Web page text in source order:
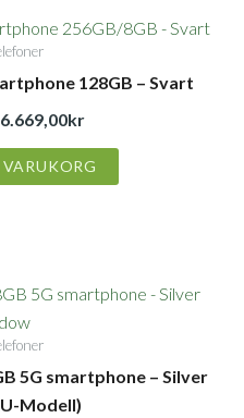
128GB – Svart
Det
ursprungliga
priset
var:
6.669,00kr
Det
priset
5G smartphone – Silver
Modell)
Det
ursprungliga
priset
var:
9.990,00kr.
Det
är: